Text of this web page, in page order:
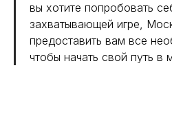
вы хотите попробовать
захватывающей игре,
предоставить вам все
чтобы начать свой путь в